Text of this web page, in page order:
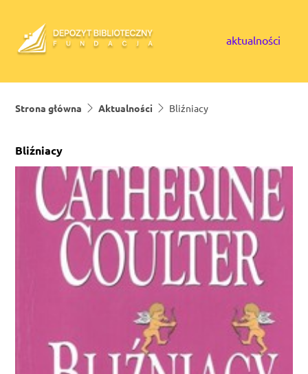
aktualności
Strona główna Aktualności Bliźniacy
Bliźniacy